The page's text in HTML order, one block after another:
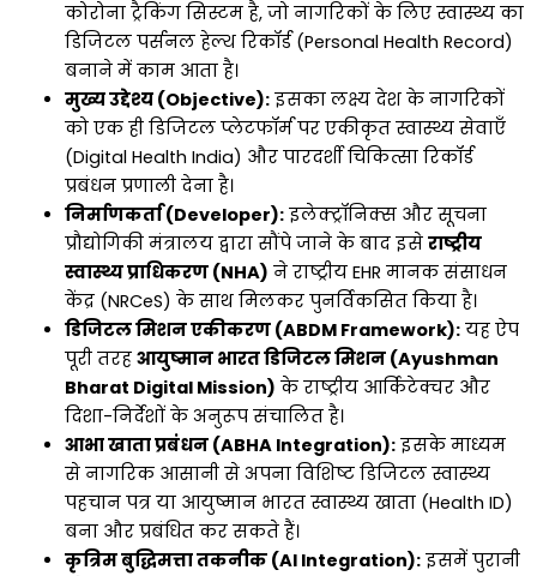
कोरोना ट्रैकिंग सिस्टम है, जो नागरिकों के लिए स्वास्थ्य का
डिजिटल पर्सनल हेल्थ रिकॉर्ड (Personal Health Record)
बनाने में काम आता है।
मुख्य उद्देश्य (Objective):इसका लक्ष्य देश के नागरिकों
को एक ही डिजिटल प्लेटफॉर्म पर एकीकृत स्वास्थ्य सेवाएँ
(Digital Health India) और पारदर्शी चिकित्सा रिकॉर्ड
प्रबंधन प्रणाली देना है।
निर्माणकर्ता (Developer):इलेक्ट्रॉनिक्स और सूचना
प्रौद्योगिकी मंत्रालय द्वारा सौंपे जाने के बाद इसे राष्ट्रीय
स्वास्थ्य प्राधिकरण (NHA) ने राष्ट्रीय EHR मानक संसाधन
केंद्र (NRCeS) के साथ मिलकर पुनर्विकसित किया है।
डिजिटल मिशन एकीकरण (ABDM Framework):यह ऐप
पूरी तरह आयुष्मान भारत डिजिटल मिशन (Ayushman
Bharat Digital Mission) के राष्ट्रीय आर्किटेक्चर और
दिशा-निर्देशों के अनुरूप संचालित है।
आभा खाता प्रबंधन (ABHA Integration):इसके माध्यम
से नागरिक आसानी से अपना विशिष्ट डिजिटल स्वास्थ्य
पहचान पत्र या आयुष्मान भारत स्वास्थ्य खाता (Health ID)
बना और प्रबंधित कर सकते हैं।
कृत्रिम बुद्धिमत्ता तकनीक (AI Integration):इसमें पुरानी